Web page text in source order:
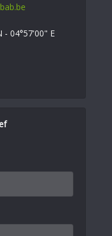
- 04°57'00" E